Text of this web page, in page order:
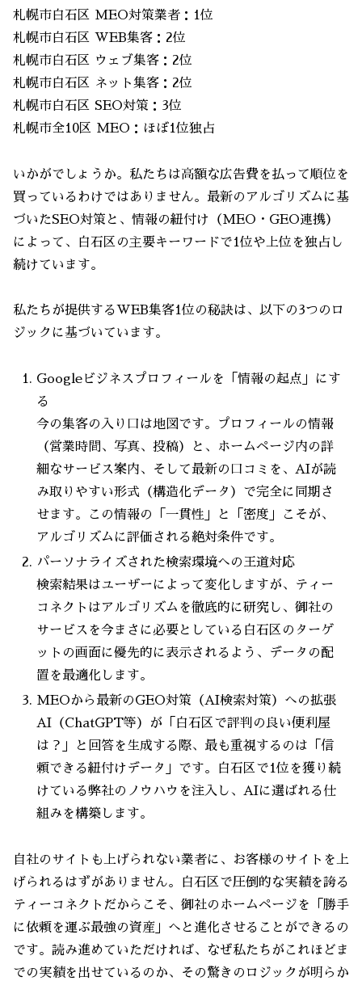
札幌市白石区 MEO対策業者：1位
札幌市白石区 WEB集客：2位
札幌市白石区 ウェブ集客：2位
札幌市白石区 ネット集客：2位
札幌市白石区 SEO対策：3位
札幌市全10区 MEO：ほぼ1位独占
いかがでしょうか。私たちは高額な広告費を払って順位を
買っているわけではありません。最新のアルゴリズムに基
づいたSEO対策と、情報の紐付け（MEO・GEO連携）
によって、白石区の主要キーワードで1位や上位を独占し
続けています。
私たちが提供するWEB集客1位の秘訣は、以下の3つのロ
ジックに基づいています。
Googleビジネスプロフィールを「情報の起点」にす
る
今の集客の入り口は地図です。プロフィールの情報
（営業時間、写真、投稿）と、ホームページ内の詳
細なサービス案内、そして最新の口コミを、AIが読
み取りやすい形式（構造化データ）で完全に同期さ
せます。この情報の「一貫性」と「密度」こそが、
アルゴリズムに評価される絶対条件です。
パーソナライズされた検索環境への王道対応
検索結果はユーザーによって変化しますが、ティー
コネクトはアルゴリズムを徹底的に研究し、御社の
サービスを今まさに必要としている白石区のターゲ
ットの画面に優先的に表示されるよう、データの配
置を最適化します。
MEOから最新のGEO対策（AI検索対策）への拡張
AI（ChatGPT等）が「白石区で評判の良い便利屋
は？」と回答を生成する際、最も重視するのは「信
頼できる紐付けデータ」です。白石区で1位を獲り続
けている弊社のノウハウを注入し、AIに選ばれる仕
組みを構築します。
自社のサイトも上げられない業者に、お客様のサイトを上
げられるはずがありません。白石区で圧倒的な実績を誇る
ティーコネクトだからこそ、御社のホームページを「勝手
に依頼を運ぶ最強の資産」へと進化させることができるの
です。読み進めていただければ、なぜ私たちがこれほどま
での実績を出せているのか、その驚きのロジックが明らか